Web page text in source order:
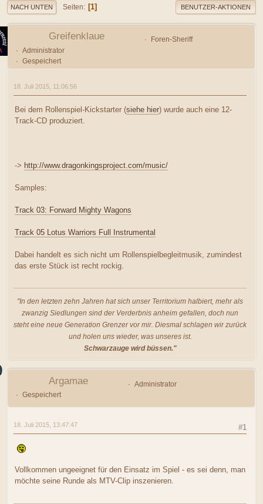
NACH UNTEN Seiten 1 BENUTZER-AKTIONEN
Greifenklaue
Foren-Sheriff
Administrator
Gespeichert
18. Juli 2015, 11:06:56
Bei dem Rollenspiel-Kickstarter (siehe hier) wurde auch eine 12-
Track-CD produziert.
-> http://www.dragonkingsproject.com/music/
Samples:
Track 03: Forward Mighty Wagons
Track 05 Lotus Warriors Full Instrumental
Dabei handelt es sich nicht um Rollenspielbegleitmusik, zumindest
das erste Stück ist recht rockig.
"In den letzten zehn Jahren hat sich unser Territorium halbiert, mehr als
zwanzig Siedlungen sind der Verderbnis anheim gefallen, doch nun
steht eine neue Generation Grenzer vor mir. Diesmal schlagen wir zurück
und holen uns wieder, was unseres ist.
Schwarzauge wird büssen."
Argamae
Administrator
Gespeichert
#1
18. Juli 2015, 13:47:47
Vollkommen ungeeignet für den Einsatz im Spiel - es sei denn, man
möchte seine Runde als MTV-Clip inszenieren.